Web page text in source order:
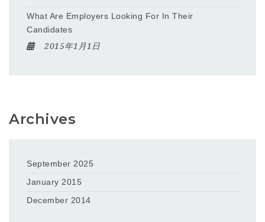
What Are Employers Looking For In Their
Candidates
2015年1月1日
Archives
September 2025
January 2015
December 2014